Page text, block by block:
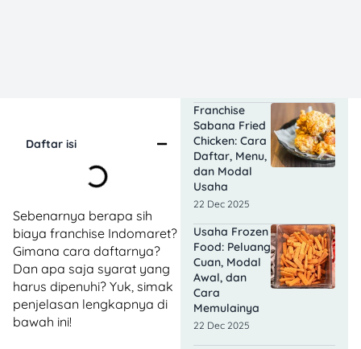
Daftar isi
Sebenarnya berapa sih
biaya franchise Indomaret?
Gimana cara daftarnya?
Dan apa saja syarat yang
harus dipenuhi? Yuk, simak
penjelasan lengkapnya di
bawah ini!
Franchise
Sabana Fried
Chicken: Cara
Daftar, Menu,
dan Modal
Usaha
22 Dec 2025
Usaha Frozen
Food: Peluang
Cuan, Modal
Awal, dan
Cara
Memulainya
22 Dec 2025